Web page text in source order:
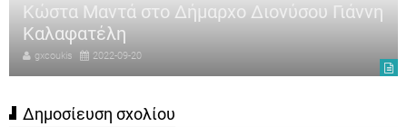
Κώστα Μαντά στο Δήμαρχο Διονύσου Γιάννη
Καλαφατέλη
gxcoukis 2022-09-20
Δημοσίευση σχολίου